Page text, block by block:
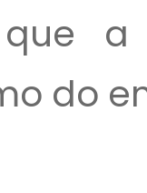
que
do